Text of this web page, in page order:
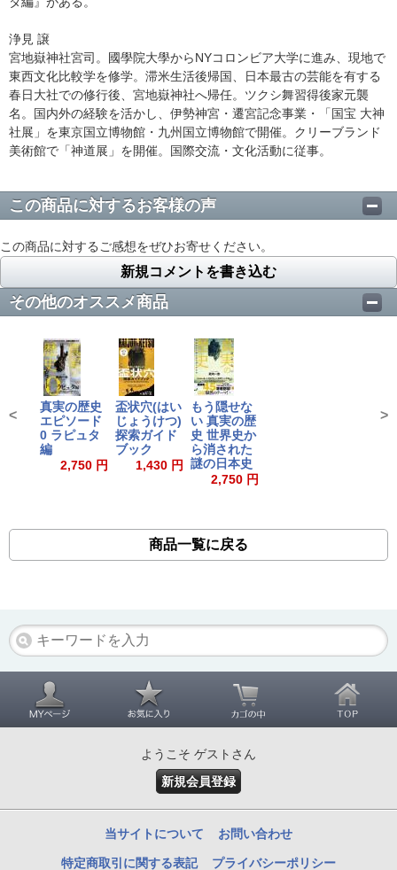
浄見 譲
宮地嶽神社宮司。國學院大學からNYコロンビア大学に進み、現地で
東西文化比較学を修学。滞米生活後帰国、日本最古の芸能を有する
春日大社での修行後、宮地嶽神社へ帰任。ツクシ舞習得後家元襲
名。国内外の経験を活かし、伊勢神宮・遷宮記念事業・「国宝 大神
社展」を東京国立博物館・九州国立博物館で開催。クリーブランド
美術館で「神道展」を開催。国際交流・文化活動に従事。
この商品に対するお客様の声
この商品に対するご感想をぜひお寄せください。
新規コメントを書き込む
その他のオススメ商品
真実の歴史
エピソード
0 ラピュタ
編
2,750 円
盃状穴(はい
じょうけつ)
探索ガイド
ブック
1,430 円
もう隠せな
い 真実の歴
史 世界史か
ら消された
謎の日本史
2,750 円
< >
商品一覧に戻る
ようこそ ゲストさん
新規会員登録
当サイトについて お問い合わせ
特定商取引に関する表記 プライバシーポリシー